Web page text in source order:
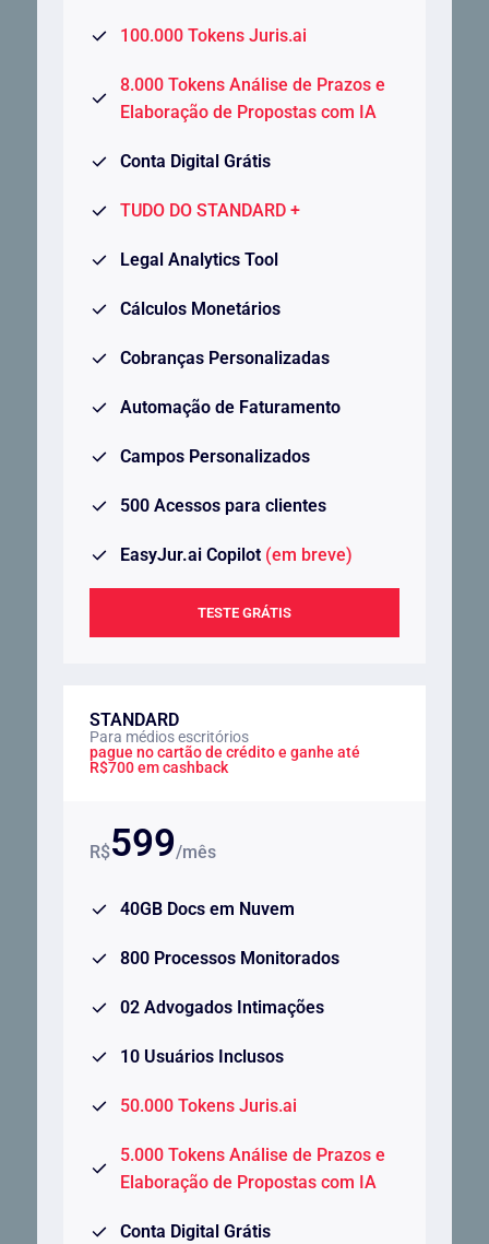
100.000 Tokens Juris.ai
8.000 Tokens Análise de Prazos e
Elaboração de Propostas com IA
Conta Digital Grátis
TUDO DO STANDARD +
Legal Analytics Tool
Cálculos Monetários
Cobranças Personalizadas
Automação de Faturamento
Campos Personalizados
500 Acessos para clientes
EasyJur.ai Copilot (em breve)
TESTE GRÁTIS
STANDARD
Para médios escritórios
pague no cartão de crédito e ganhe até
R$700 em cashback
R$599/mês
40GB Docs em Nuvem
800 Processos Monitorados
02 Advogados Intimações
10 Usuários Inclusos
50.000 Tokens Juris.ai
5.000 Tokens Análise de Prazos e
Elaboração de Propostas com IA
Conta Digital Grátis